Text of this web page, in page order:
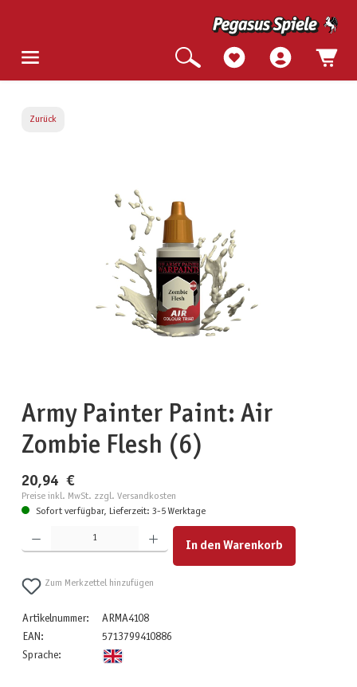
Zurück
Army Painter Paint: Air
Zombie Flesh (6)
20,94 €
Preise inkl. MwSt. zzgl. Versandkosten
Sofort verfügbar, Lieferzeit: 3-5 Werktage
Produkt Anzahl: Gib den gewünschten Wert ein oder benutze die Schaltflächen um die Anzahl zu
In den Warenkorb
Zum Merkzettel hinzufügen
Artikelnummer:
ARMA4108
EAN:
5713799410886
Sprache: